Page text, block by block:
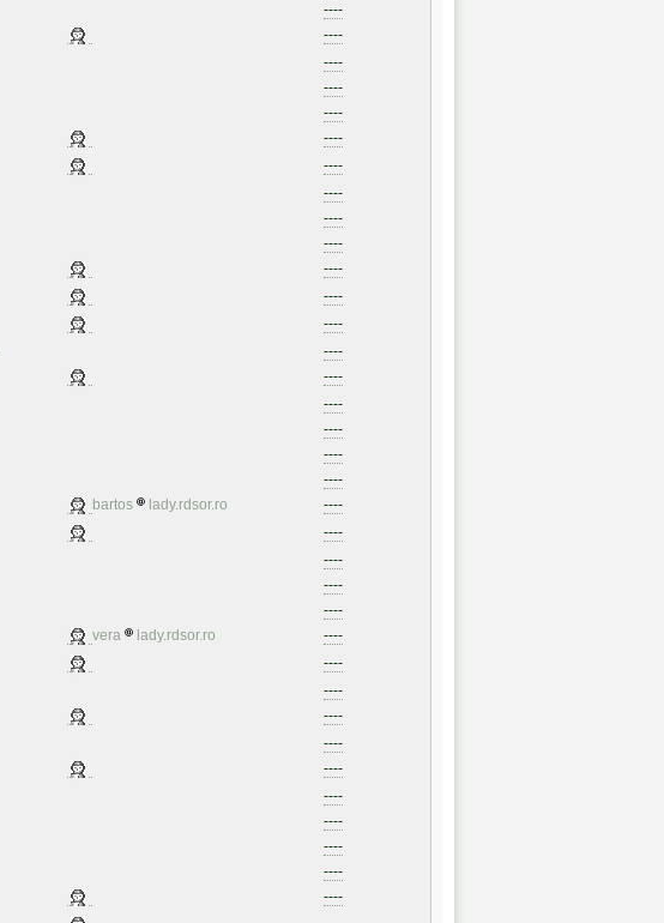
----
----
----
----
----
----
----
----
----
----
----
----
----
----
----
----
----
----
----
bartos lady.rdsor.ro ----
----
----
----
----
vera lady.rdsor.ro ----
----
----
----
----
----
----
----
----
----
----